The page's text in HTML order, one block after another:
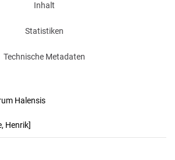
Inhalt
Statistiken
Technische Metadaten
Halensis
Henrik]